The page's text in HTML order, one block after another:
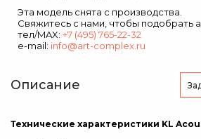
Эта модель снята с производства.
Свяжитесь с нами, чтобы подобрать
тел/MAX: +7 (495) 765-22-32
e-mail: info@art-complex.ru
Описание
Технические характеристики KL